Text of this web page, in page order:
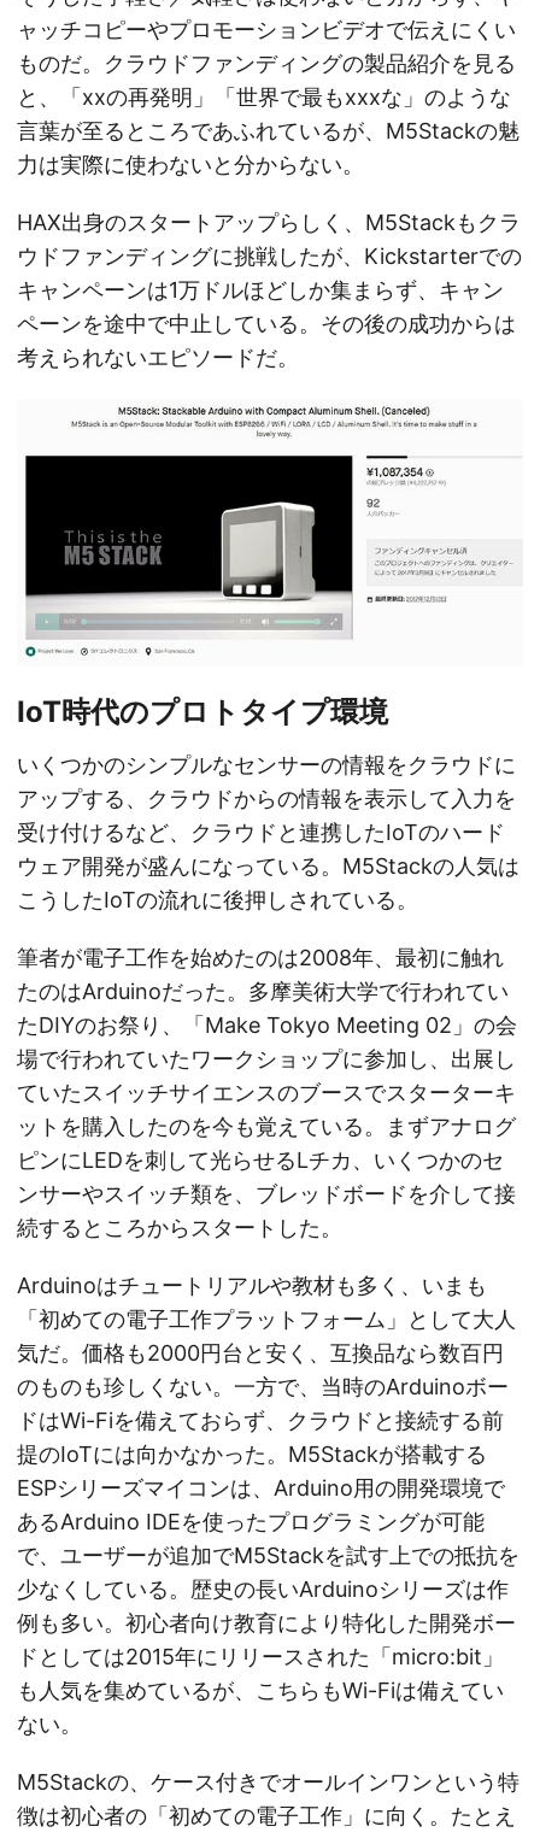
ャッチコピーやプロモーションビデオで伝えにくい
ものだ。クラウドファンディングの製品紹介を見る
と、「xxの再発明」「世界で最もxxxな」のような
言葉が至るところであふれているが、M5Stackの魅
力は実際に使わないと分からない。
HAX出身のスタートアップらしく、M5Stackもクラ
ウドファンディングに挑戦したが、Kickstarterでの
キャンペーンは1万ドルほどしか集まらず、キャン
ペーンを途中で中止している。その後の成功からは
考えられないエピソードだ。
IoT時代のプロトタイプ環境
いくつかのシンプルなセンサーの情報をクラウドに
アップする、クラウドからの情報を表示して入力を
受け付けるなど、クラウドと連携したIoTのハード
ウェア開発が盛んになっている。M5Stackの人気は
こうしたIoTの流れに後押しされている。
筆者が電子工作を始めたのは2008年、最初に触れ
たのはArduinoだった。多摩美術大学で行われてい
たDIYのお祭り、「Make Tokyo Meeting 02」の会
場で行われていたワークショップに参加し、出展し
ていたスイッチサイエンスのブースでスターターキ
ットを購入したのを今も覚えている。まずアナログ
ピンにLEDを刺して光らせるLチカ、いくつかのセ
ンサーやスイッチ類を、ブレッドボードを介して接
続するところからスタートした。
Arduinoはチュートリアルや教材も多く、いまも
「初めての電子工作プラットフォーム」として大人
気だ。価格も2000円台と安く、互換品なら数百円
のものも珍しくない。一方で、当時のArduinoボー
ドはWi-Fiを備えておらず、クラウドと接続する前
提のIoTには向かなかった。M5Stackが搭載する
ESPシリーズマイコンは、Arduino用の開発環境で
あるArduino IDEを使ったプログラミングが可能
で、ユーザーが追加でM5Stackを試す上での抵抗を
少なくしている。歴史の長いArduinoシリーズは作
例も多い。初心者向け教育により特化した開発ボー
ドとしては2015年にリリースされた「micro:bit」
も人気を集めているが、こちらもWi-Fiは備えてい
ない。
M5Stackの、ケース付きでオールインワンという特
徴は初心者の「初めての電子工作」に向く。たとえ